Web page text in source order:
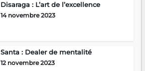
Disaraga : L’art de l’excellence
14 novembre 2023
Santa : Dealer de mentalité
12 novembre 2023